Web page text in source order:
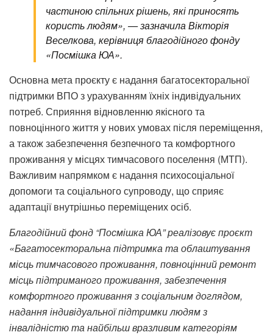
частиною спільних рішень, які приносять
користь людям», — зазначила Вікторія
Веселкова, керівниця благодійного фонду
«Посмішка ЮА».
Основна мета проєкту є надання багатосекторальної
підтримки ВПО з урахуванням їхніх індивідуальних
потреб. Сприяння відновленню якісного та
повноцінного життя у нових умовах після переміщення,
а також забезпечення безпечного та комфортного
проживання у місцях тимчасового поселення (МТП).
Важливим напрямком є надання психосоціальної
допомоги та соціального супроводу, що сприяє
адаптації внутрішньо переміщених осіб.
Благодійний фонд “Посмішка ЮА” реалізовує проєкт
«Багатосекторальна підтримка та облаштування
місць тимчасового проживання, повноцінний ремонт
місць підтриманого проживання, забезпечення
комфортного проживання з соціальним доглядом,
надання індивідуальної підтримки людям з
інвалідністю та найбільш вразливим категоріям